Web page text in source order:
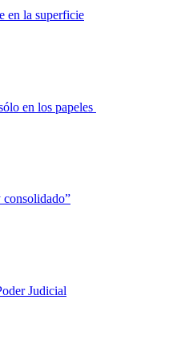
en la superficie
en los papeles
consolidado”
Judicial